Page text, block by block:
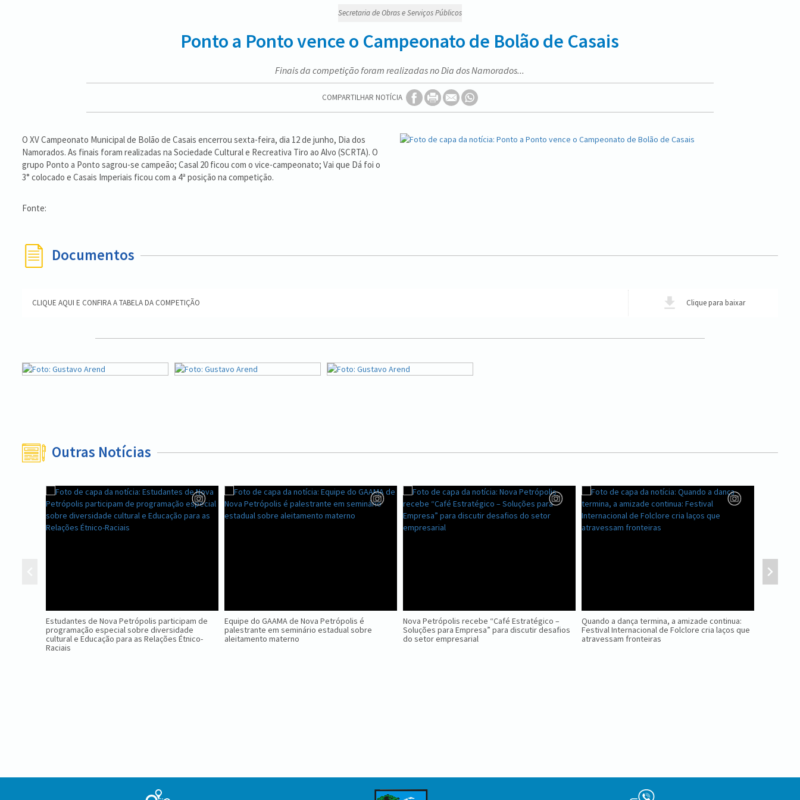
Secretaria de Obras e Serviços Públicos
Ponto a Ponto vence o Campeonato de Bolão de Casais
Finais da competição foram realizadas no Dia dos Namorados...
COMPARTILHAR NOTÍCIA
O XV Campeonato Municipal de Bolão de Casais encerrou sexta-feira, dia 12 de junho, Dia dos
Namorados. As finais foram realizadas na Sociedade Cultural e Recreativa Tiro ao Alvo (SCRTA). O
grupo Ponto a Ponto sagrou-se campeão; Casal 20 ficou com o vice-campeonato; Vai que Dá foi o
3° colocado e Casais Imperiais ficou com a 4ª posição na competição.
Fonte:
Documentos
CLIQUE AQUI E CONFIRA A TABELA DA COMPETIÇÃO Clique para baixar
Outras Notícias
Estudantes de Nova Petrópolis participam de
programação especial sobre diversidade
cultural e Educação para as Relações Étnico-
Raciais
Equipe do GAAMA de Nova Petrópolis é
palestrante em seminário estadual sobre
aleitamento materno
Nova Petrópolis recebe “Café Estratégico –
Soluções para Empresa” para discutir desafios
do setor empresarial
Quando a dança termina, a amizade continua:
Festival Internacional de Folclore cria laços que
atravessam fronteiras